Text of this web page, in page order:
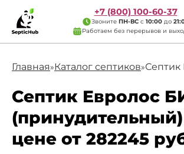
+7 (800) 100-60-37
Звоните ПН-ВС с 10:00 до
Работаем без перерывов и
Главная»Каталог септиков»Септик
Септик Евролос
цене от 282245